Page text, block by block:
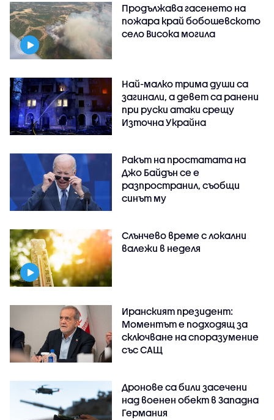
Продължава гасенето на
пожара край бобошевското
село Висока могила
Най-малко трима души са
загинали, а девет са ранени
при руски атаки срещу
Източна Украйна
Ракът на простатата на
Джо Байдън се е
разпространил, съобщи
синът му
Слънчево време с локални
валежи в неделя
Иранският президент:
Моментът е подходящ за
сключване на споразумение
със САЩ
Дронове са били засечени
над военен обект в Западна
Германия